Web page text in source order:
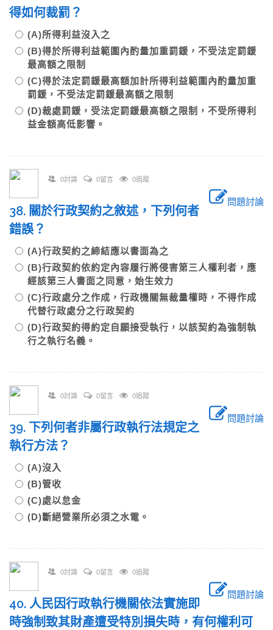
得如何裁罰？
(A)所得利益沒入之
(B)得於所得利益範圍內酌量加重罰鍰，不受法定罰鍰
最高額之限制
(C)得於法定罰鍰最高額加計所得利益範圍內酌量加重
罰鍰，不受法定罰鍰最高額之限制
(D)裁處罰鍰，受法定罰鍰最高額之限制，不受所得利
益金額高低影響。
0討論 0留言 0追蹤
問題討論
38. 關於行政契約之敘述，下列何者
錯誤？
(A)行政契約之締結應以書面為之
(B)行政契約依約定內容履行將侵害第三人權利者，應
經該第三人書面之同意，始生效力
(C)行政處分之作成，行政機關無裁量權時，不得作成
代替行政處分之行政契約
(D)行政契約得約定自願接受執行，以該契約為強制執
行之執行名義。
0討論 0留言 0追蹤
問題討論
39. 下列何者非屬行政執行法規定之
執行方法？
(A)沒入
(B)管收
(C)處以怠金
(D)斷絕營業所必須之水電。
0討論 0留言 0追蹤
問題討論
40. 人民因行政執行機關依法實施即
時強制致其財產遭受特別損失時，有何權利可